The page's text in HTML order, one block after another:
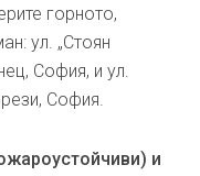
горното,
ул. „Стоян
София, и ул.
София.
и